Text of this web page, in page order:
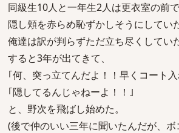
同級生10人と一年生2人は更衣室の前
隠し頬を赤らめ恥ずかしそうにしていた
俺達は訳が判らずただ立ち尽くしてい
すると3年が出てきて、
｢何、突っ立てんだよ！！早くコート
｢隠してるんじゃねーよ！！｣
と、野次を飛ばし始めた。
(後で仲のいい三年に聞いたんだが、